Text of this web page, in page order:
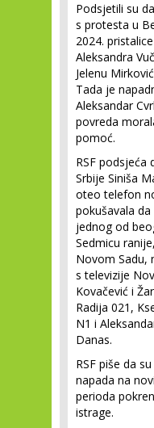
Podsjetili su
s protesta u
2024.
Aleksandra
Jelenu
Tada je
Aleksandar
povreda
pomoć.
RSF podsjeća
Srbije Siniša
oteo telefon
pokušavala
jednog od
Sedmicu
Novom Sadu,
s televizije
Kovačević i
Radija 021,
N1 i
Danas.
RSF piše da
napada na
perioda
istrage.